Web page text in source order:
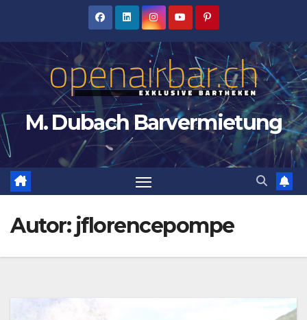
M. Dubach Barvermietung
Autor: jflorencepompe